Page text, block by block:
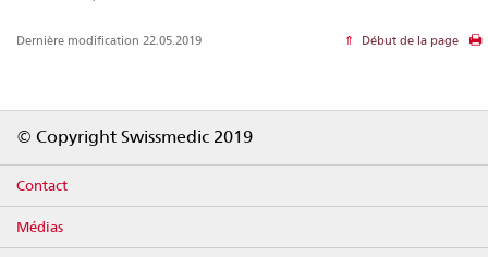
Dernière modification 22.05.2019 Début de la page
© Copyright Swissmedic 2019
Contact
Médias